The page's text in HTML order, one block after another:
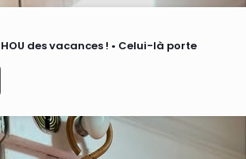
des vacances ! • Celui-là porte